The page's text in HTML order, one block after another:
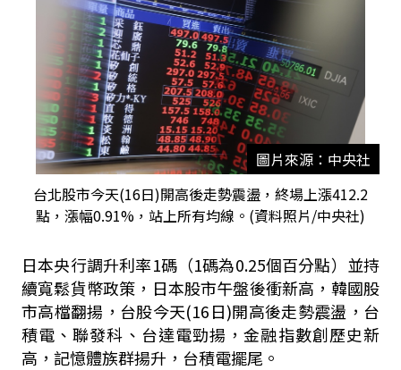
圖片來源：中央社
台北股市今天(16日)開高後走勢震盪，終場上漲412.2
點，漲幅0.91%，站上所有均線。(資料照片/中央社)
日本央行調升利率1碼（1碼為0.25個百分點）並持
續寬鬆貨幣政策，日本股市午盤後衝新高，韓國股
市高檔翻揚，台股今天(16日)開高後走勢震盪，台
積電、聯發科、台達電勁揚，金融指數創歷史新
高，記憶體族群揚升，台積電擺尾。